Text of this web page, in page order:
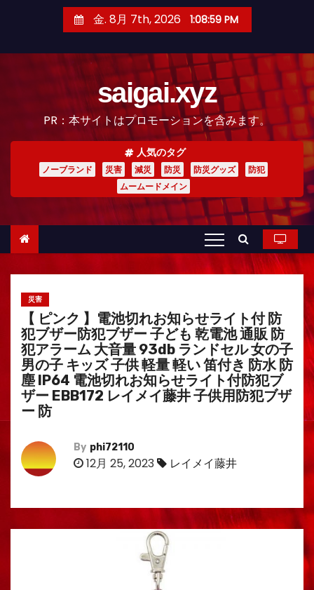
金. 8月 7th, 2026 1:09:00 PM
saigai.xyz
PR：本サイトはプロモーションを含みます。
人気のタグ
ノーブランド 災害 減災 防災 防災グッズ
防犯
ムームードメイン
災害
【 ピンク 】電池切れお知らせライト付 防
犯ブザー防犯ブザー 子ども 乾電池 通販 防
犯アラーム 大音量 93db ランドセル 女の子
男の子 キッズ 子供 軽量 軽い 笛付き 防水 防
塵 IP64 電池切れお知らせライト付防犯ブ
ザー EBB172 レイメイ藤井 子供用防犯ブザ
ー 防
By phi72110
12月 25, 2023 レイメイ藤井